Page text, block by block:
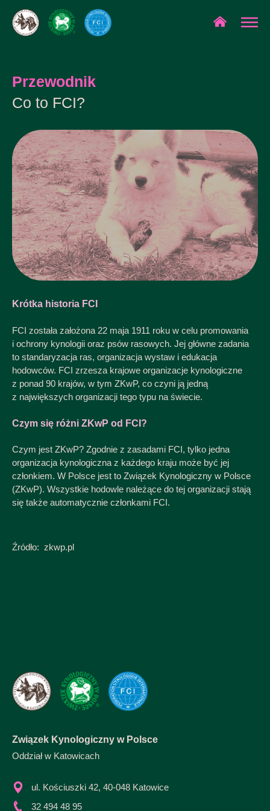
Przewodnik
Co to FCI?
Krótka historia FCI
FCI została założona 22 maja 1911 roku w celu promowania
i ochrony kynologii oraz psów rasowych. Jej główne zadania
to standaryzacja ras, organizacja wystaw i edukacja
hodowców. FCI zrzesza krajowe organizacje kynologiczne
z ponad 90 krajów, w tym ZKwP, co czyni ją jedną
z największych organizacji tego typu na świecie.
Czym się różni ZKwP od FCI?
Czym jest ZKwP? Zgodnie z zasadami FCI, tylko jedna
organizacja kynologiczna z każdego kraju może być jej
członkiem. W Polsce jest to Związek Kynologiczny w Polsce
(ZKwP). Wszystkie hodowle należące do tej organizacji stają
się także automatycznie członkami FCI.
Źródło: zkwp.pl
Związek Kynologiczny w Polsce
Oddział w Katowicach
ul. Kościuszki 42, 40-048 Katowice
32 494 48 95